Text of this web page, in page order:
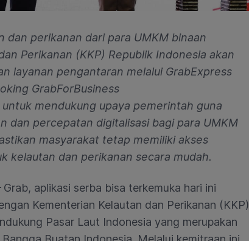
dan perikanan dari para UMKM binaan
Perikanan (KKP) Republik Indonesia akan
layanan pengantaran melalui GrabExpress
GrabForBusiness
mendukung upaya pemerintah guna
dan percepatan digitalisasi bagi para UMKM
masyarakat tetap memiliki akses
kelautan dan perikanan secara mudah.
Grab, aplikasi serba bisa terkemuka hari ini
Kementerian Kelautan dan Perikanan (KKP)
Pasar Laut Indonesia yang merupakan